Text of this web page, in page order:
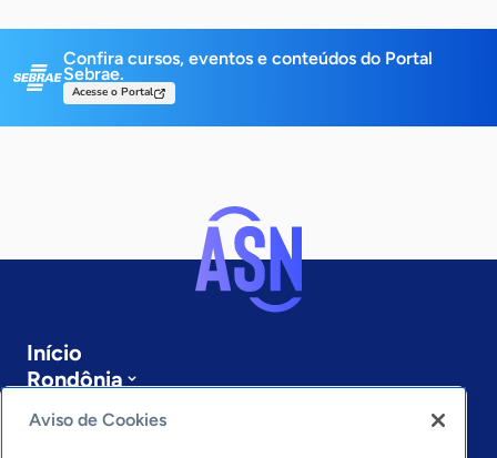
Confira cursos, eventos e conteúdos do Portal
Sebrae.
Acesse o Portal
Início
Rondônia
Sobre a ASN
Últimas notícias
Aviso de Cookies